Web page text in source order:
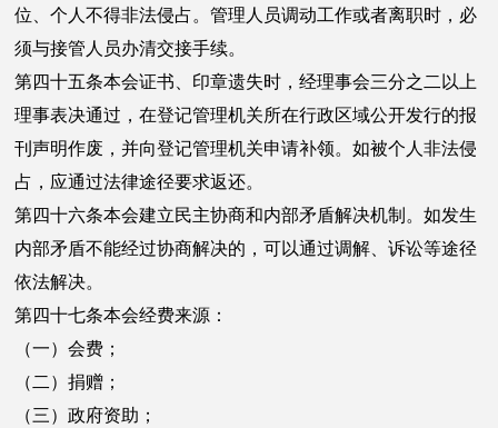
位、个人不得非法侵占。管理人员调动工作或者离职时，必
须与接管人员办清交接手续。
第四十五条本会证书、印章遗失时，经理事会三分之二以上
理事表决通过，在登记管理机关所在行政区域公开发行的报
刊声明作废，并向登记管理机关申请补领。如被个人非法侵
占，应通过法律途径要求返还。
第四十六条本会建立民主协商和内部矛盾解决机制。如发生
内部矛盾不能经过协商解决的，可以通过调解、诉讼等途径
依法解决。
第四十七条本会经费来源：
（一）会费；
（二）捐赠；
（三）政府资助；